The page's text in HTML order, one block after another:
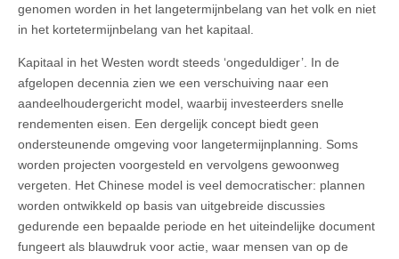
genomen worden in het langetermijnbelang van het volk en niet
in het kortetermijnbelang van het kapitaal.
Kapitaal in het Westen wordt steeds ‘ongeduldiger’. In de
afgelopen decennia zien we een verschuiving naar een
aandeelhoudergericht model, waarbij investeerders snelle
rendementen eisen. Een dergelijk concept biedt geen
ondersteunende omgeving voor langetermijnplanning. Soms
worden projecten voorgesteld en vervolgens gewoonweg
vergeten. Het Chinese model is veel democratischer: plannen
worden ontwikkeld op basis van uitgebreide discussies
gedurende een bepaalde periode en het uiteindelijke document
fungeert als blauwdruk voor actie, waar mensen van op de